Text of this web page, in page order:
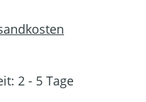
2 - 5 Tage